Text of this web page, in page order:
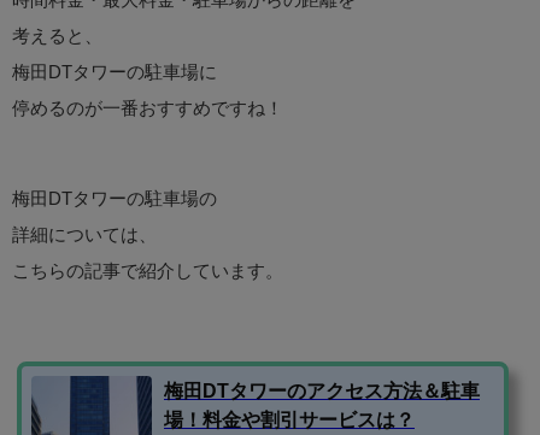
考えると、
梅田DTタワーの駐車場に
停めるのが一番おすすめですね！
梅田DTタワーの駐車場の
詳細については、
こちらの記事で紹介しています。
梅田DTタワーのアクセス方法＆駐車
場！料金や割引サービスは？